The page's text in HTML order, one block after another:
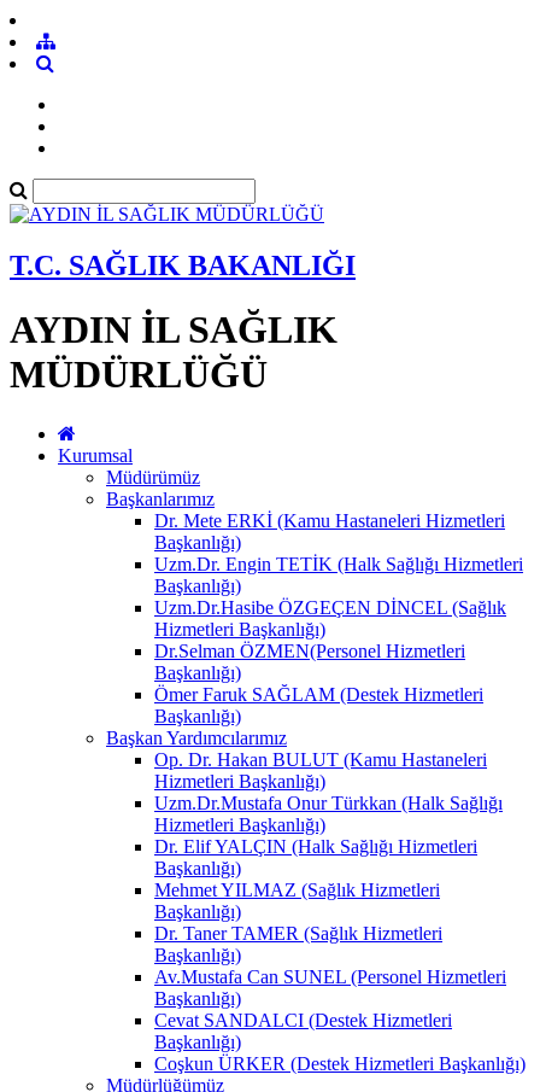
T.C. SAĞLIK BAKANLIĞI
AYDIN İL SAĞLIK
MÜDÜRLÜĞÜ
Kurumsal
Müdürümüz
Başkanlarımız
Dr. Mete ERKİ (Kamu Hastaneleri Hizmetleri
Başkanlığı)
Uzm.Dr. Engin TETİK (Halk Sağlığı Hizmetleri
Başkanlığı)
Uzm.Dr.Hasibe ÖZGEÇEN DİNCEL (Sağlık
Hizmetleri Başkanlığı)
Dr.Selman ÖZMEN(Personel Hizmetleri
Başkanlığı)
Ömer Faruk SAĞLAM (Destek Hizmetleri
Başkanlığı)
Başkan Yardımcılarımız
Op. Dr. Hakan BULUT (Kamu Hastaneleri
Hizmetleri Başkanlığı)
Uzm.Dr.Mustafa Onur Türkkan (Halk Sağlığı
Hizmetleri Başkanlığı)
Dr. Elif YALÇIN (Halk Sağlığı Hizmetleri
Başkanlığı)
Mehmet YILMAZ (Sağlık Hizmetleri
Başkanlığı)
Dr. Taner TAMER (Sağlık Hizmetleri
Başkanlığı)
Av.Mustafa Can SUNEL (Personel Hizmetleri
Başkanlığı)
Cevat SANDALCI (Destek Hizmetleri
Başkanlığı)
Coşkun ÜRKER (Destek Hizmetleri Başkanlığı)
Müdürlüğümüz